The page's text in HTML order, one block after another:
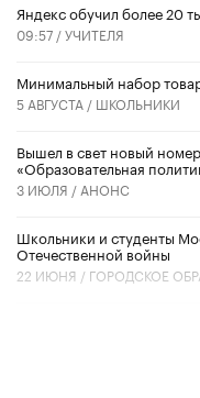
​Яндекс обучил более 20
09:57 /УЧИТЕЛЯ
Минимальный набор
5 АВГУСТА / ШКОЛЬНИКИ
Вышел в свет новый
«Образовательная
3 ИЮЛЯ / АНОНС
Школьники и студенты
Отечественной войны
22 ИЮНЯ / ГОРОДСКОЕ